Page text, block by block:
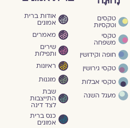
טקסים
וטקסיות
טקסי
משפחה
חופה וקידושין
טקסי גירושין
טקסי אבלות
מעגל השנה
אודות ברית
אמונים
מאמרים
שירים
ותפילות
ראיונות
מוגנוּת
שבת
התייצבות
לצד דינה
כנס ברית
אמונים